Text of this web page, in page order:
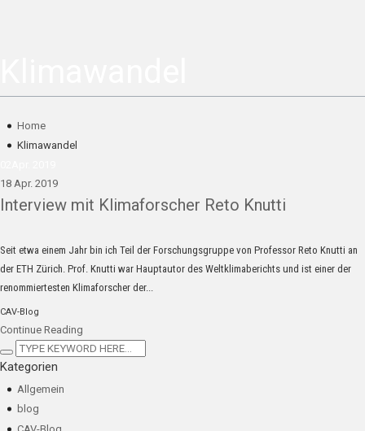
Home
Klimawandel
18 Apr. 2019
Interview mit Klimaforscher Reto Knutti
Seit etwa einem Jahr bin ich Teil der Forschungsgruppe von Professor Reto Knutti an
der ETH Zürich. Prof. Knutti war Hauptautor des Weltklimaberichts und ist einer der
renommiertesten Klimaforscher der...
CAV-Blog
Continue Reading
Kategorien
Allgemein
blog